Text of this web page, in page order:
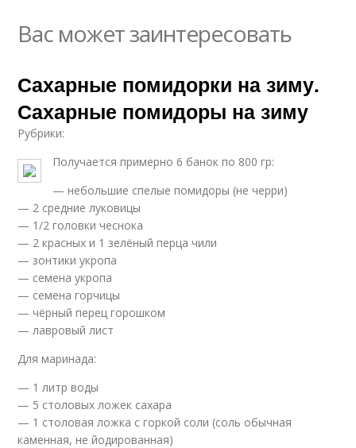
Вас может заинтересовать
Сахарные помидорки на зиму.
Сахарные помидоры на зиму
Рубрики:
Получается примерно 6 банок по 800 гр:
— небольшие спелые помидоры (не черри)
— 2 средние луковицы
— 1/2 головки чеснока
— 2 красных и 1 зелёный перца чили
— зонтики укропа
— семена укропа
— семена горчицы
— чёрный перец горошком
— лавровый лист
Для маринада:
— 1 литр воды
— 5 столовых ложек сахара
— 1 столовая ложка с горкой соли (соль обычная
каменная, не йодированная)